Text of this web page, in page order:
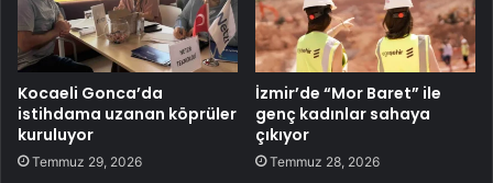
Kocaeli Gonca’da
istihdama uzanan köprüler
kuruluyor
Temmuz 29, 2026
İzmir’de “Mor Baret” ile
genç kadınlar sahaya
çıkıyor
Temmuz 28, 2026